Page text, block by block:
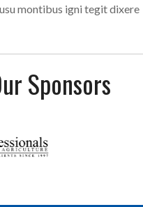
montibus igni tegit dixere
Sponsors